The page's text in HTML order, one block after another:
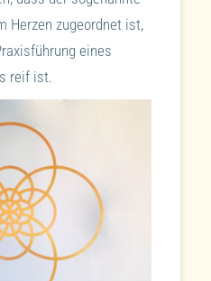
Herzen zugeordnet ist,
eines
reif ist.